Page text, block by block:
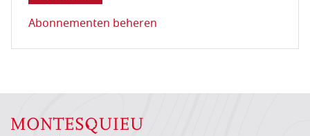
Abonnementen beheren